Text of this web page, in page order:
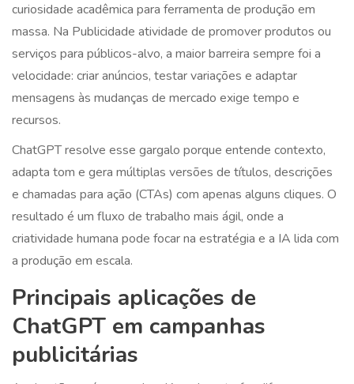
curiosidade acadêmica para ferramenta de produção em
massa. Na Publicidade atividade de promover produtos ou
serviços para públicos-alvo, a maior barreira sempre foi a
velocidade: criar anúncios, testar variações e adaptar
mensagens às mudanças de mercado exige tempo e
recursos.
ChatGPT resolve esse gargalo porque entende contexto,
adapta tom e gera múltiplas versões de títulos, descrições
e chamadas para ação (CTAs) com apenas alguns cliques. O
resultado é um fluxo de trabalho mais ágil, onde a
criatividade humana pode focar na estratégia e a IA lida com
a produção em escala.
Principais aplicações de
ChatGPT em campanhas
publicitárias